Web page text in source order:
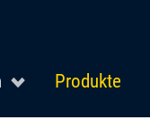
Produkte